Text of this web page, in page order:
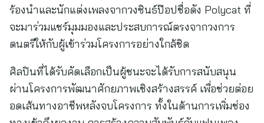
ร้องนำและนักแต่งเพลงจากวงซินธ์ป๊อปชื่อดัง Polycat ที่
จะมาร่วมแชร์มุมมองและประสบการณ์ตรงจากวงการ
ดนตรีให้กับผู้เข้าร่วมโครงการอย่างใกล้ชิด
ศิลปินที่ได้รับคัดเลือกเป็นผู้ชนะจะได้รับการสนับสนุน
ผ่านโครงการพัฒนาศักยภาพเชิงสร้างสรรค์ เพื่อช่วยต่อย
อดเส้นทางอาชีพหลังจบโครงการ ทั้งในด้านการเพิ่มช่อง